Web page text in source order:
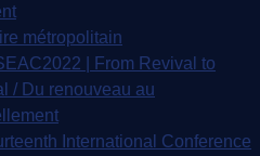
métropolitain
| From Revival to
/ Du renouveau au
International Conference